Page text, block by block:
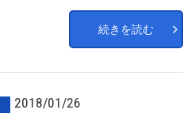
続きを読む
2018/01/26